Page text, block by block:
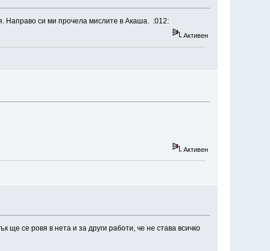
Направо си ми прочела мислите в Акаша. :012:
Активен
Активен
ще се ровя в нета и за други работи, че не става всичко